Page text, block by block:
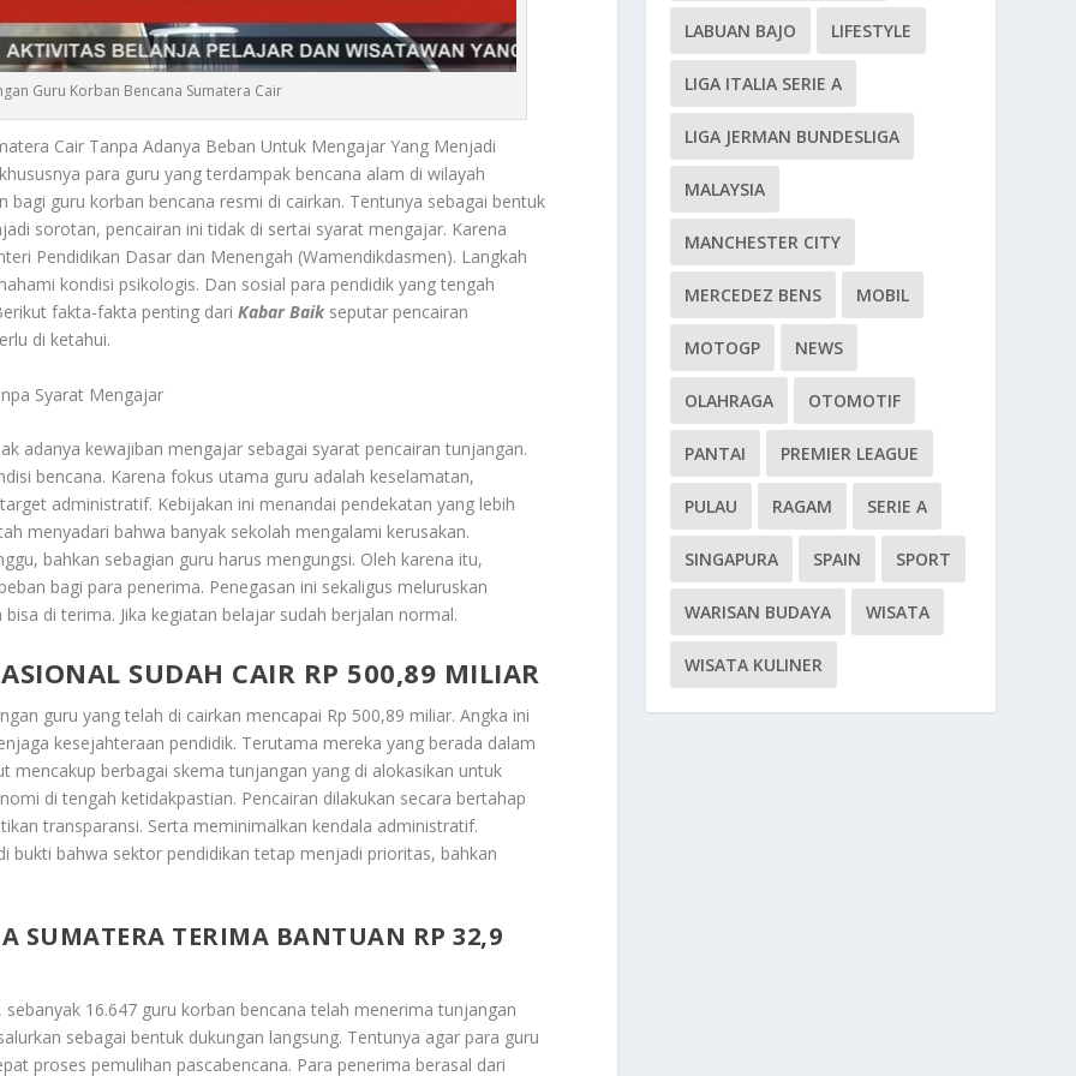
Guru Korban Bencana Sumatera Cair
Cair Tanpa Adanya Beban Untuk Mengajar Yang Menjadi
para guru yang terdampak bencana alam di wilayah
guru korban bencana resmi di cairkan. Tentunya sebagai bentuk
sorotan, pencairan ini tidak di sertai syarat mengajar. Karena
Pendidikan Dasar dan Menengah (Wamendikdasmen). Langkah
kondisi psikologis. Dan sosial para pendidik yang tengah
fakta-fakta penting dariKabar Baikseputar pencairan
di ketahui.
Syarat Mengajar
adanya kewajiban mengajar sebagai syarat pencairan tunjangan.
bencana. Karena fokus utama guru adalah keselamatan,
administratif. Kebijakan ini menandai pendekatan yang lebih
menyadari bahwa banyak sekolah mengalami kerusakan.
bahkan sebagian guru harus mengungsi. Oleh karena itu,
bagi para penerima. Penegasan ini sekaligus meluruskan
di terima. Jika kegiatan belajar sudah berjalan normal.
SUDAH CAIR RP 500,89 MILIAR
guru yang telah di cairkan mencapai Rp 500,89 miliar. Angka ini
kesejahteraan pendidik. Terutama mereka yang berada dalam
mencakup berbagai skema tunjangan yang di alokasikan untuk
di tengah ketidakpastian. Pencairan dilakukan secara bertahap
transparansi. Serta meminimalkan kendala administratif.
bukti bahwa sektor pendidikan tetap menjadi prioritas, bahkan
SUMATERA TERIMA BANTUAN RP 32,9
16.647 guru korban bencana telah menerima tunjangan
sebagai bentuk dukungan langsung. Tentunya agar para guru
proses pemulihan pascabencana. Para penerima berasal dari
LABUAN BAJO LIFESTYLE
LIGA ITALIA SERIE A
LIGA JERMAN BUNDESLIGA
MALAYSIA
MANCHESTER CITY
MERCEDEZ BENS MOBIL
MOTOGP NEWS
OLAHRAGA OTOMOTIF
PANTAI PREMIER LEAGUE
PULAU RAGAM SERIE A
SINGAPURA SPAIN SPORT
WARISAN BUDAYA WISATA
WISATA KULINER